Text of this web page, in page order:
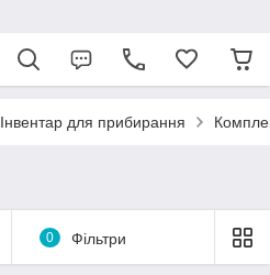
Інвентар для прибирання
0 Фільтри